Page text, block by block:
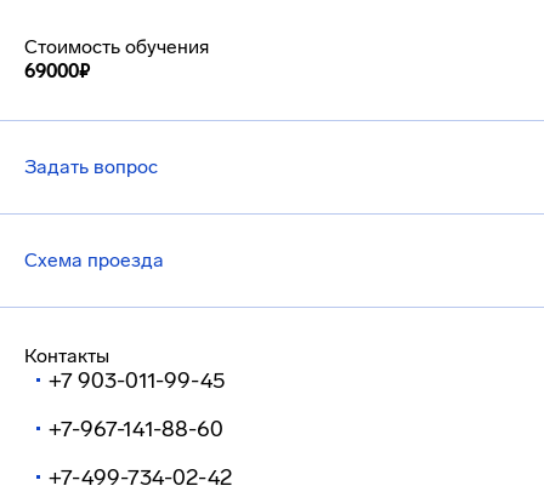
Стоимость обучения
69000₽
Задать вопрос
Схема проезда
Контакты
+7 903-011-99-45
+7-967-141-88-60
+7-499-734-02-42